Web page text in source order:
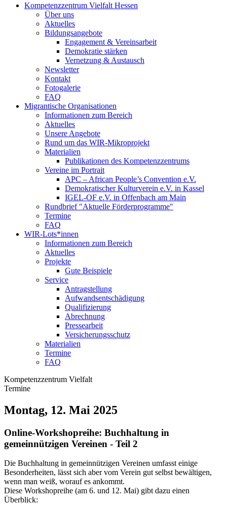
Kompetenzzentrum Vielfalt Hessen
Über uns
Aktuelles
Bildungsangebote
Engagement & Vereinsarbeit
Demokratie stärken
Vernetzung & Austausch
Newsletter
Kontakt
Fotogalerie
FAQ
Migrantische Organisationen
Informationen zum Bereich
Aktuelles
Unsere Angebote
Rund um das WIR-Mikroprojekt
Materialien
Publikationen des Kompetenzzentrums
Vereine im Portrait
APC – African People’s Convention e.V.
Demokratischer Kulturverein e.V. in Kassel
IGEL-OF e.V. in Offenbach am Main
Rundbrief "Aktuelle Förderprogramme"
Termine
FAQ
WIR-Lots*innen
Informationen zum Bereich
Aktuelles
Projekte
Gute Beispiele
Service
Antragstellung
Aufwandsentschädigung
Qualifizierung
Abrechnung
Pressearbeit
Versicherungsschutz
Materialien
Termine
FAQ
Kompetenzzentrum Vielfalt
Termine
Montag, 12. Mai 2025
Online-Workshopreihe: Buchhaltung in
gemeinnützigen Vereinen - Teil 2
Die Buchhaltung in gemeinnützigen Vereinen umfasst einige
Besonderheiten, lässt sich aber vom Verein gut selbst bewältigen,
wenn man weiß, worauf es ankommt.
Diese Workshopreihe (am 6. und 12. Mai) gibt dazu einen
Überblick: